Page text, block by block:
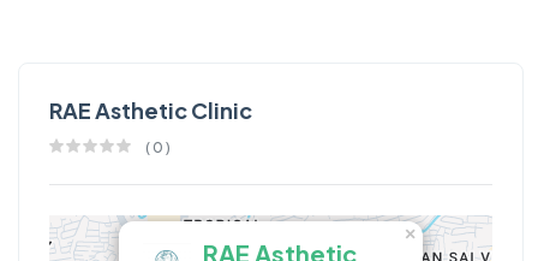
RAE Asthetic Clinic
( 0 )
RAE Asthetic
×